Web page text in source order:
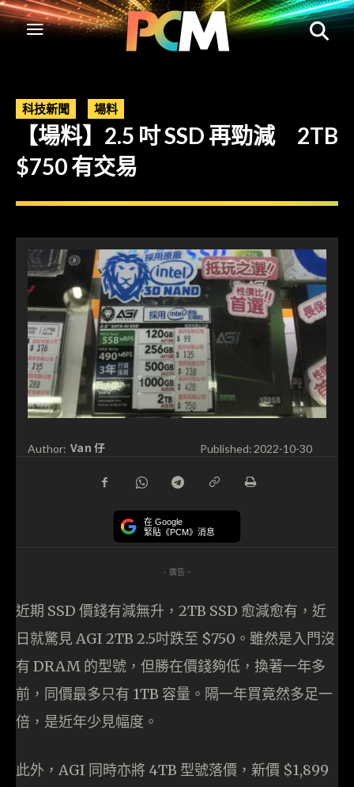
科技新聞 場料
【場料】2.5 吋 SSD 再勁減 2TB
$750 有交易
Author: Van 仔 Published: 2022-10-30
在 Google
緊貼《PCM》消息
- 廣告 -
近期 SSD 價錢有減無升，2TB SSD 愈減愈有，近
日就驚見 AGI 2TB 2.5吋跌至 $750。雖然是入門沒
有 DRAM 的型號，但勝在價錢夠低，換著一年多
前，同價最多只有 1TB 容量。隔一年買竟然多足一
倍，是近年少見幅度。
此外，AGI 同時亦將 4TB 型號落價，新價 $1,899